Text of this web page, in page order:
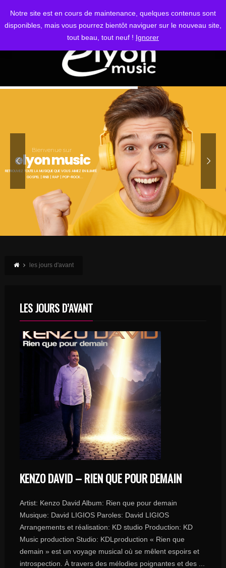
Notre site est en cours de maintenance, quelques contenus sont
disponibles, mais vous pourrez bientôt naviguer sur le nouveau site,
tout beau, tout neuf ! Ignorer
S'IDENTIFIER
Bienvenue sur
elyon music
RETROUVEZ TOUTE LA MUSIQUE QUE VOUS AIMEZ EN ILLIMITÉ
GOSPEL | RNB | RAP | POP-ROCK...
les jours d'avant
LES JOURS D’AVANT
KENZO DAVID – RIEN QUE POUR DEMAIN
Artist: Kenzo David Album: Rien que pour demain
Musique: David LIGIOS Paroles: David LIGIOS
Arrangements et réalisation: KD studio Production: KD
Music production Studio: KDLproduction « Rien que
demain » est un voyage musical où se mêlent espoirs et
introspection. À travers des mélodies poignantes et des ...